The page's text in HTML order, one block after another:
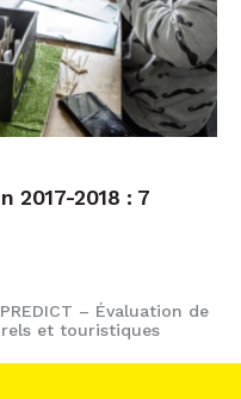
2017-2018 : 7
– Évaluation de
et touristiques